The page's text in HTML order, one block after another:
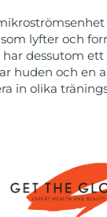
lyfter och
dessutom
huden och en
in olika